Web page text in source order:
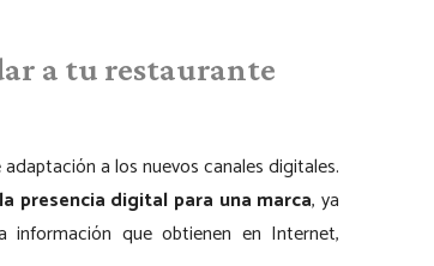
a tu restaurante
a los nuevos canales digitales.
presencia digital para una marca, ya
que obtienen en Internet,